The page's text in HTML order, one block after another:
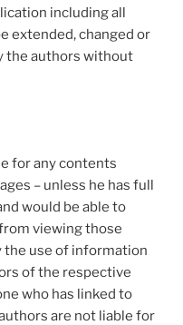
including all
extended, changed or
the authors without
for any contents
– unless he has full
would be able to
viewing those
the use of information
of the respective
who has linked to
are not liable for